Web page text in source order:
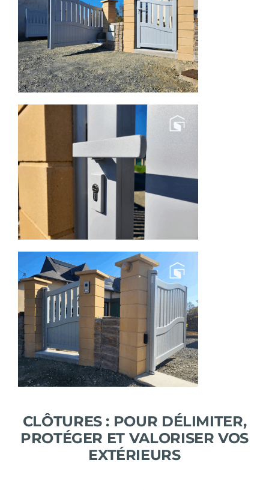
CLÔTURES : POUR DÉLIMITER,
PROTÉGER ET VALORISER VOS
EXTÉRIEURS